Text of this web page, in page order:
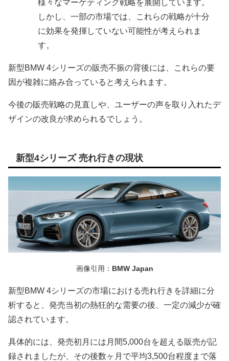
様々なマーケティング戦略を展開しています。
しかし、一部の市場では、これらの戦略が十分
に効果を発揮していない可能性が考えられま
す。
新型BMW 4シリーズの販売不振の背後には、これらの要
因が複雑に絡み合っていると考えられます。
今後の販売戦略の見直しや、ユーザーの声を取り入れたデ
ザインの改良が求められるでしょう。
新型4シリーズ 売れ行きの現状
画像引用： BMW Japan
新型BMW 4シリーズの市場における売れ行きを詳細に分
析すると、発売当初の熱狂的な需要の後、一定の減少が確
認されています。
具体的には、発売初月には月間5,000台を超える販売が記
録されましたが、その後数ヶ月で平均3,500台程度まで落